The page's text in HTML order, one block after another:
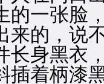
一张脸，
来的，说
身黑衣，
插着柄漆